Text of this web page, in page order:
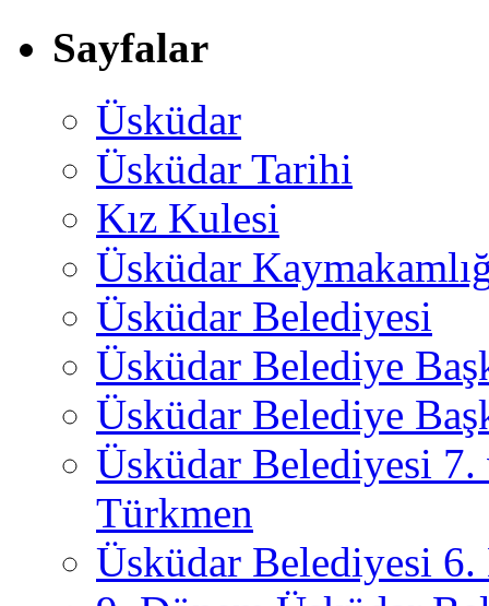
Sayfalar
Üsküdar
Üsküdar Tarihi
Kız Kulesi
Üsküdar
Üsküdar Belediyesi
Üsküdar Belediye
Üsküdar Belediye
Üsküdar Belediyesi
Türkmen
Üsküdar Belediyesi 6.